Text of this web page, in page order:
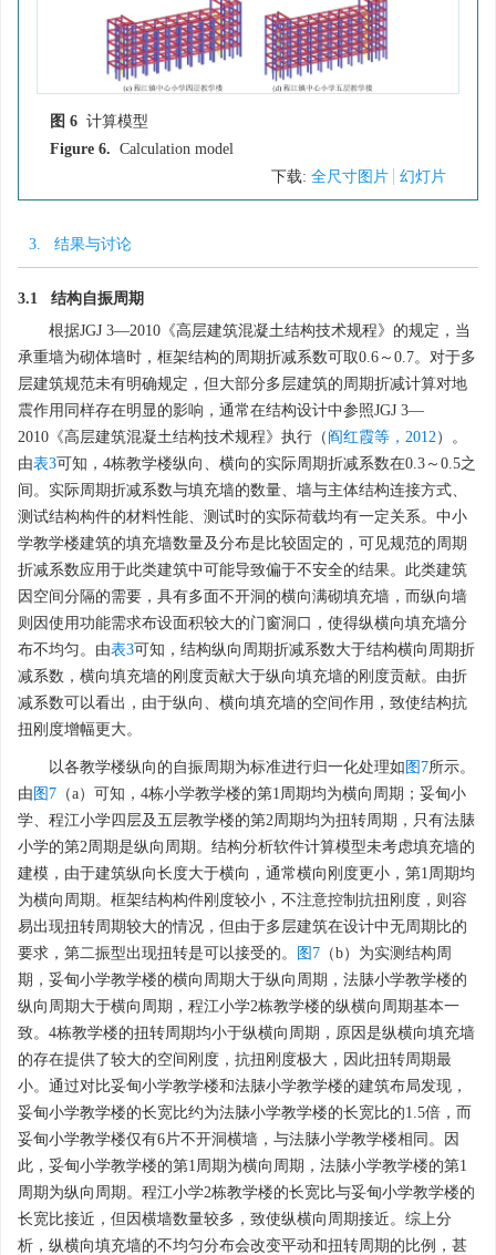
图 6 计算模型
Figure 6. Calculation model
下载: 全尺寸图片 幻灯片
3. 结果与讨论
3.1 结构自振周期
根据JGJ 3—2010《高层建筑混凝土结构技术规程》的规定，当
承重墙为砌体墙时，框架结构的周期折减系数可取0.6～0.7。对于多
层建筑规范未有明确规定，但大部分多层建筑的周期折减计算对地
震作用同样存在明显的影响，通常在结构设计中参照JGJ 3—
2010《高层建筑混凝土结构技术规程》执行（ 阎红霞等，2012 ）。
由表3可知，4栋教学楼纵向、横向的实际周期折减系数在0.3～0.5之
间。实际周期折减系数与填充墙的数量、墙与主体结构连接方式、
测试结构构件的材料性能、测试时的实际荷载均有一定关系。中小
学教学楼建筑的填充墙数量及分布是比较固定的，可见规范的周期
折减系数应用于此类建筑中可能导致偏于不安全的结果。此类建筑
因空间分隔的需要，具有多面不开洞的横向满砌填充墙，而纵向墙
则因使用功能需求布设面积较大的门窗洞口，使得纵横向填充墙分
布不均匀。由表3可知，结构纵向周期折减系数大于结构横向周期折
减系数，横向填充墙的刚度贡献大于纵向填充墙的刚度贡献。由折
减系数可以看出，由于纵向、横向填充墙的空间作用，致使结构抗
扭刚度增幅更大。
以各教学楼纵向的自振周期为标准进行归一化处理如图7所示。
由图7 （a）可知，4栋小学教学楼的第1周期均为横向周期；妥甸小
学、程江小学四层及五层教学楼的第2周期均为扭转周期，只有法脿
小学的第2周期是纵向周期。结构分析软件计算模型未考虑填充墙的
建模，由于建筑纵向长度大于横向，通常横向刚度更小，第1周期均
为横向周期。框架结构构件刚度较小，不注意控制抗扭刚度，则容
易出现扭转周期较大的情况，但由于多层建筑在设计中无周期比的
要求，第二振型出现扭转是可以接受的。 图7 （b）为实测结构周
期，妥甸小学教学楼的横向周期大于纵向周期，法脿小学教学楼的
纵向周期大于横向周期，程江小学2栋教学楼的纵横向周期基本一
致。4栋教学楼的扭转周期均小于纵横向周期，原因是纵横向填充墙
的存在提供了较大的空间刚度，抗扭刚度极大，因此扭转周期最
小。通过对比妥甸小学教学楼和法脿小学教学楼的建筑布局发现，
妥甸小学教学楼的长宽比约为法脿小学教学楼的长宽比的1.5倍，而
妥甸小学教学楼仅有6片不开洞横墙，与法脿小学教学楼相同。因
此，妥甸小学教学楼的第1周期为横向周期，法脿小学教学楼的第1
周期为纵向周期。程江小学2栋教学楼的长宽比与妥甸小学教学楼的
长宽比接近，但因横墙数量较多，致使纵横向周期接近。综上分
析，纵横向填充墙的不均匀分布会改变平动和扭转周期的比例，甚